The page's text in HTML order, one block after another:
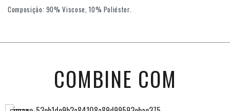
Composição: 90% Viscose, 10% Poliéster.
COMBINE COM